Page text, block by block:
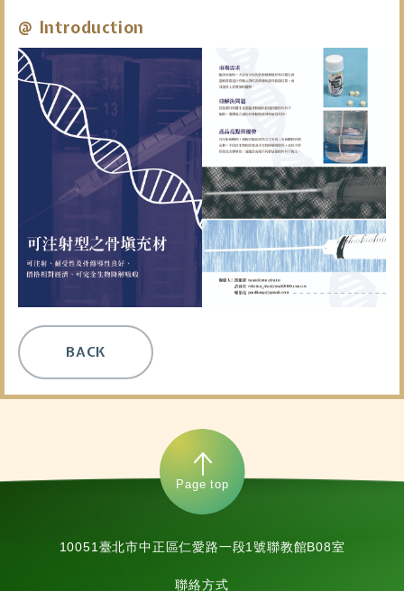
@ Introduction
BACK
Page top
10051臺北市中正區仁愛路一段1號聯教館B08室
聯絡方式